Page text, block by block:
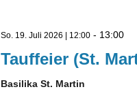
So. 19. Juli 2026 | 12:00 - 13:00
Tauffeier (St.
Basilika St. Martin